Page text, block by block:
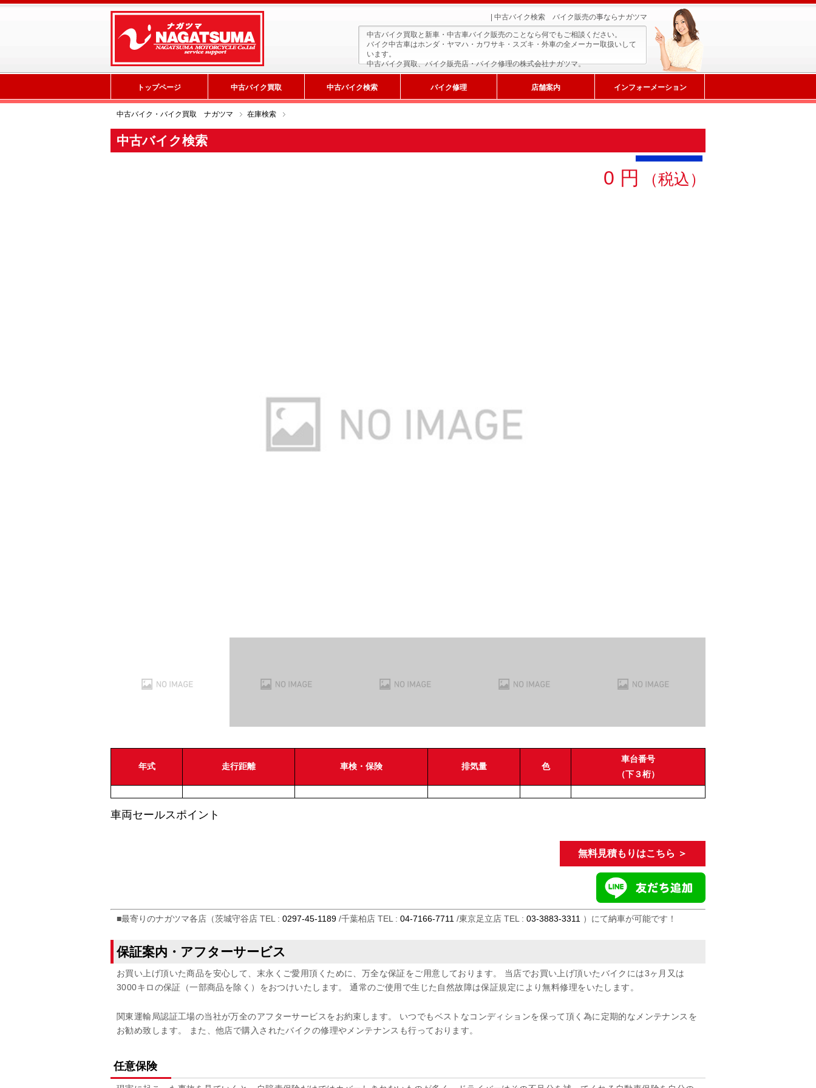
| 中古バイク検索 バイク販売の事ならナガツマ
中古バイク買取と新車・中古車バイク販売のことなら何でもご相談ください。
バイク中古車はホンダ・ヤマハ・カワサキ・スズキ・外車の全メーカー取扱いして
います。
中古バイク買取、バイク販売店・バイク修理の株式会社ナガツマ。
トップページ 中古バイク買取 中古バイク検索 バイク修理 店舗案内 インフォーメーション
中古バイク・バイク買取 ナガツマ 在庫検索
中古バイク検索
0 円
年式 走行距離 車検・保険 排気量 色
車台番号
（下３桁）
車両セールスポイント
無料見積もりはこちら ＞
■最寄りのナガツマ各店（茨城守谷店 TEL : 0297-45-1189 /千葉柏店 TEL : 04-7166-7711 /東京足立店 TEL : 03-3883-3311 ）にて納車が可能です！
保証案内・アフターサービス
お買い上げ頂いた商品を安心して、末永くご愛用頂くために、万全な保証をご用意しております。 当店でお買い上げ頂いたバイクには3ヶ月又は
3000キロの保証（一部商品を除く）をおつけいたします。 通常のご使用で生じた自然故障は保証規定により無料修理をいたします。
関東運輸局認証工場の当社が万全のアフターサービスをお約束します。 いつでもベストなコンディションを保って頂く為に定期的なメンテナンスを
お勧め致します。 また、他店で購入されたバイクの修理やメンテナンスも行っております。
任意保険